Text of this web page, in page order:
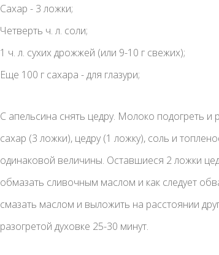
Сахар - 3 ложки;
Четверть ч. л. соли;
1 ч. л. сухих дрожжей (или 9-10 г свежих);
Еще 100 г сахара - для глазури;
С апельсина снять цедру. Молоко подогреть
сахар (3 ложки), цедру (1 ложку), соль и
одинаковой величины. Оставшиеся 2 ложки
обмазать сливочным маслом и как следует
смазать маслом и выложить на расстоянии
разогретой духовке 25-30 минут.